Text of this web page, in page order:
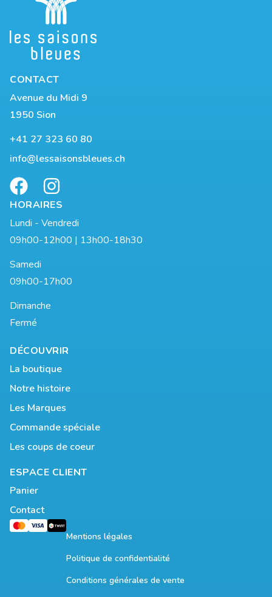
CONTACT
Avenue du Midi 9
1950 Sion
+41 27 323 60 80
info@lessaisonsbleues.ch
HORAIRES
Lundi - Vendredi
09h00-12h00 | 13h00-18h30
Samedi
09h00-17h00
Dimanche
Fermé
DÉCOUVRIR
La boutique
Notre histoire
Les Marques
Commande spéciale
Les coups de coeur
ESPACE CLIENT
Panier
Contact
Mentions légales
Politique de confidentialité
Conditions générales de vente